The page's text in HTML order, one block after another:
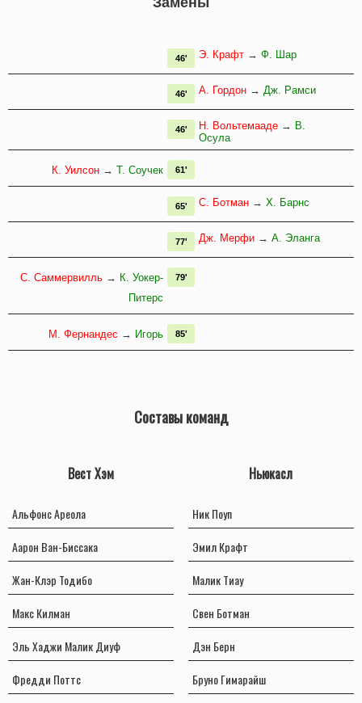
Э. Крафт → Ф. Шар
46'
А. Гордон → Дж. Рамси
46'
Н. Вольтемааде → В.
Осула
46'
К. Уилсон → Т. Соучек 61'
С. Ботман → Х. Барнс
65'
Дж. Мерфи → А. Эланга
77'
С. Саммервилль → К. Уокер-
Питерс
79'
М. Фернандес → Игорь 85'
Составы команд
Вест Хэм
Альфонс Ареола
Аарон Ван-Биссака
Жан-Клэр Тодибо
Макс Килман
Эль Хаджи Малик Диуф
Фредди Поттс
Ньюкасл
Ник Поуп
Эмил Крафт
Малик Тиау
Свен Ботман
Дэн Берн
Бруно Гимарайш